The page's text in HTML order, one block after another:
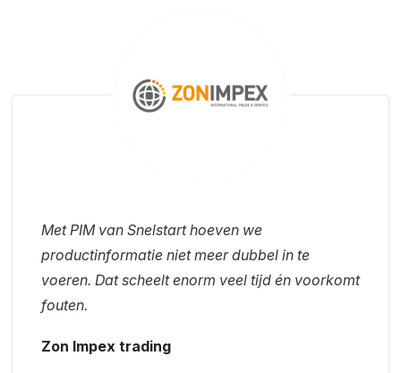
Met PIM van Snelstart hoeven we
productinformatie niet meer dubbel in te
voeren. Dat scheelt enorm veel tijd én voorkomt
fouten.
Zon Impex trading